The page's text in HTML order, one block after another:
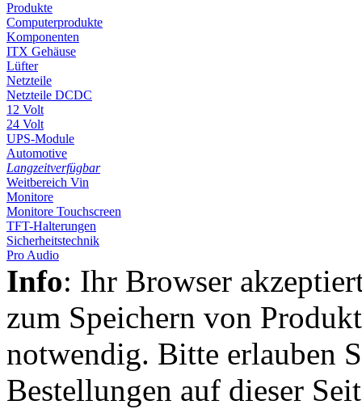
Produkte
Computerprodukte
Komponenten
ITX Gehäuse
Lüfter
Netzteile
Netzteile DCDC
12 Volt
24 Volt
UPS-Module
Automotive
Langzeitverfügbar
Weitbereich Vin
Monitore
Monitore Touchscreen
TFT-Halterungen
Sicherheitstechnik
Pro Audio
Info: Ihr Browser
zum Speichern von
notwendig. Bitte erlauben
Bestellungen auf dieser